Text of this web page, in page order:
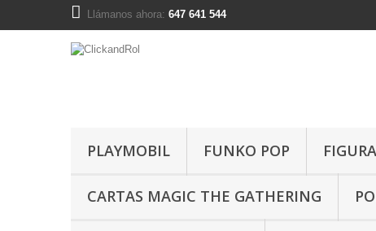
Llámanos ahora: 647 641 544
PLAYMOBIL FUNKO POP
CARTAS MAGIC THE GATHERING